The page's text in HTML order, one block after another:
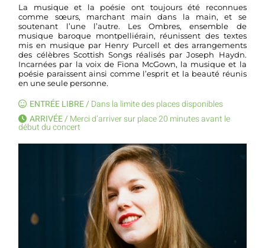
La musique et la poésie ont toujours été reconnues
comme sœurs, marchant main dans la main, et se
soutenant l’une l’autre. Les Ombres, ensemble de
musique baroque montpelliérain, réunissent des textes
mis en musique par Henry Purcell et des arrangements
des célèbres Scottish Songs réalisés par Joseph Haydn.
Incarnées par la voix de Fiona McGown, la musique et la
poésie paraissent ainsi comme l’esprit et la beauté réunis
en une seule personne.
ENTRÉE LIBRE /Dans la limite des places disponibles
ARRIVÉE /Merci d’arriver sur place 20 minutes avant le
début du concert